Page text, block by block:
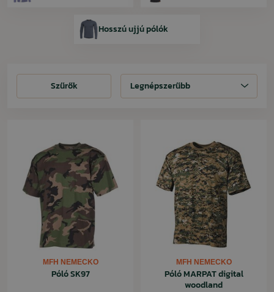
Hosszú ujjú pólók
Szűrők
Szűrők Legnépszerűbb
MFH NEMECKO
Póló SK97
MFH NEMECKO
Póló MARPAT digital
woodland